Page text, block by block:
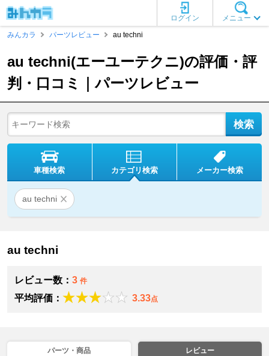
メニュー
ログイン
みんカラ
パーツレビュー au techni
au techni(エーユーテクニ)の評価・評
判・口コミ｜パーツレビュー
車種検索 カテゴリ検索 メーカー検索
au techni
au techni
レビュー数： 3 件
平均評価： 3.33点
パーツ・商品 レビュー